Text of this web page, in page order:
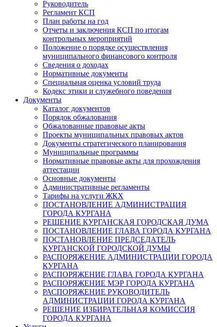
Руководитель
Регламент КСП
План работы на год
Отчеты и заключения КСП по итогам
контрольных мероприятий
Положение о порядке осуществления
муниципального финансового контроля
Сведения о доходах
Нормативные документы
Специальная оценка условий труда
Кодекс этики и служебного поведения
Документы
Каталог документов
Порядок обжалования
Обжалованные правовые акты
Проекты муниципальных правовых актов
Документы стратегического планирования
Муниципальные программы
Нормативные правовые акты для прохождения
аттестации
Основные документы
Административные регламенты
Тарифы на услуги ЖКХ
ПОСТАНОВЛЕНИЕ АДМИНИСТРАЦИЯ
ГОРОДА КУРГАНА
РЕШЕНИЕ КУРГАНСКАЯ ГОРОДСКАЯ ДУМА
ПОСТАНОВЛЕНИЕ ГЛАВА ГОРОДА КУРГАНА
ПОСТАНОВЛЕНИЕ ПРЕДСЕДАТЕЛЬ
КУРГАНСКОЙ ГОРОДСКОЙ ДУМЫ
РАСПОРЯЖЕНИЕ АДМИНИСТРАЦИИ ГОРОДА
КУРГАНА
РАСПОРЯЖЕНИЕ ГЛАВА ГОРОДА КУРГАНА
РАСПОРЯЖЕНИЕ МЭР ГОРОДА КУРГАНА
РАСПОРЯЖЕНИЕ РУКОВОДИТЕЛЬ
АДМИНИСТРАЦИИ ГОРОДА КУРГАНА
РЕШЕНИЕ ИЗБИРАТЕЛЬНАЯ КОМИССИЯ
ГОРОДА КУРГАНА